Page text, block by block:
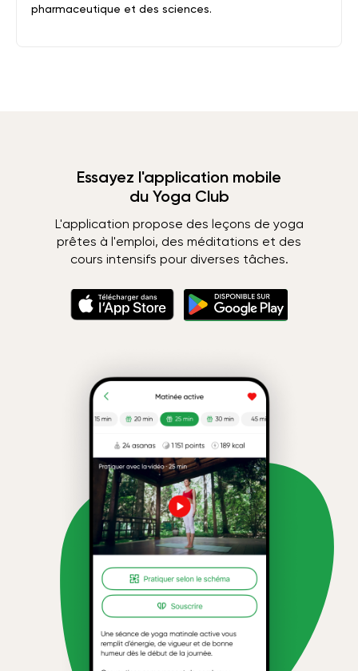
pharmaceutique et des sciences.
Essayez l'application mobile
du Yoga Club
L'application propose des leçons de yoga
prêtes à l'emploi, des méditations et des
cours intensifs pour diverses tâches.